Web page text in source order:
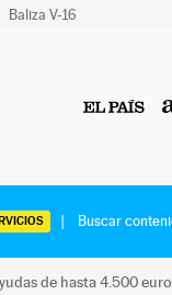
Baliza V-16
de hasta 4.500 euro